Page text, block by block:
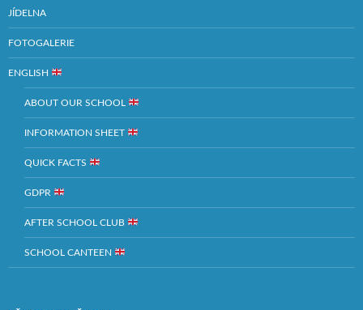
JÍDELNA
FOTOGALERIE
ENGLISH
ABOUT OUR SCHOOL
INFORMATION SHEET
QUICK FACTS
GDPR
AFTER SCHOOL CLUB
SCHOOL CANTEEN